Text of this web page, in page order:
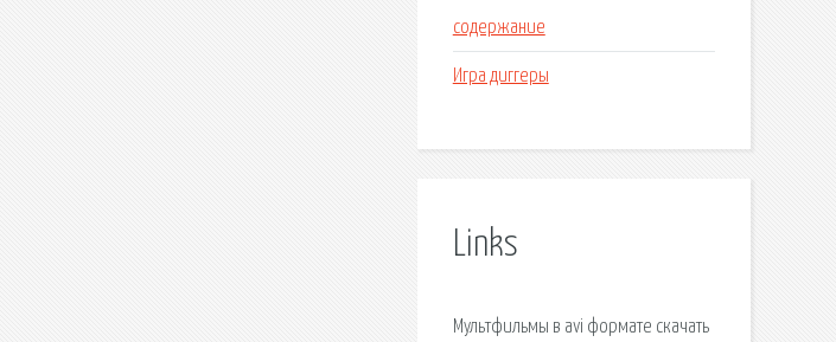
содержание
Игра диггеры
Links
Мультфильмы в avi формате скачать